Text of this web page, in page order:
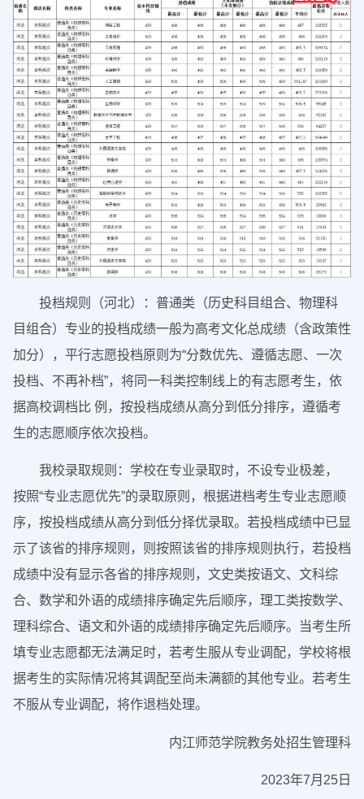
投档规则（河北）：普通类（历史科目组合、物理科
目组合）专业的投档成绩一般为高考文化总成绩（含政策性
加分），平行志愿投档原则为“分数优先、遵循志愿、一次
投档、不再补档”，将同一科类控制线上的有志愿考生，依
据高校调档比 例，按投档成绩从高分到低分排序，遵循考
生的志愿顺序依次投档。
我校录取规则：学校在专业录取时，不设专业极差，
按照“专业志愿优先”的录取原则，根据进档考生专业志愿顺
序，按投档成绩从高分到低分择优录取。若投档成绩中已显
示了该省的排序规则，则按照该省的排序规则执行，若投档
成绩中没有显示各省的排序规则，文史类按语文、文科综
合、数学和外语的成绩排序确定先后顺序，理工类按数学、
理科综合、语文和外语的成绩排序确定先后顺序。当考生所
填专业志愿都无法满足时，若考生服从专业调配，学校将根
据考生的实际情况将其调配至尚未满额的其他专业。若考生
不服从专业调配，将作退档处理。
内江师范学院教务处招生管理科
2023年7月25日